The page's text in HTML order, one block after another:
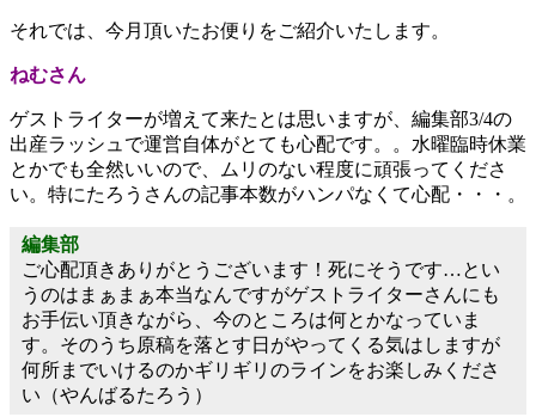
それでは、今月頂いたお便りをご紹介いたします。
ねむさん
ゲストライターが増えて来たとは思いますが、編集部3/4の
出産ラッシュで運営自体がとても心配です。。水曜臨時休業
とかでも全然いいので、ムリのない程度に頑張ってくださ
い。特にたろうさんの記事本数がハンパなくて心配・・・。
編集部
ご心配頂きありがとうございます！死にそうです…とい
うのはまぁまぁ本当なんですがゲストライターさんにも
お手伝い頂きながら、今のところは何とかなっていま
す。そのうち原稿を落とす日がやってくる気はしますが
何所までいけるのかギリギリのラインをお楽しみくださ
い（やんばるたろう）